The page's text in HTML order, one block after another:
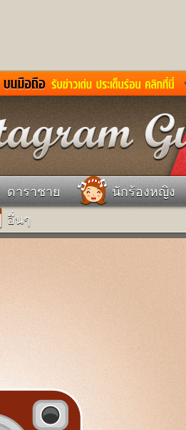
ข่าวสั้น
หนังใหม่
หมากรุกไทย
ทำนายฝัน
ผลบอล
เช็คความเร็วเน็ต
ดาราชาย นักร้องหญิง
อื่นๆ